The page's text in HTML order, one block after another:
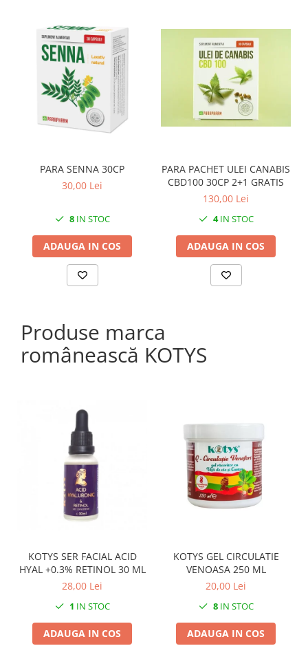
PARA SENNA 30CP
30,00 Lei
8IN STOC
ADAUGA IN COS
PARA PACHET ULEI CANABIS
CBD100 30CP 2+1 GRATIS
130,00 Lei
4IN STOC
ADAUGA IN COS
Produse marca
românească KOTYS
KOTYS SER FACIAL ACID
HYAL +0.3% RETINOL 30 ML
28,00 Lei
1 IN STOC
ADAUGA IN COS
KOTYS GEL CIRCULATIE
VENOASA 250 ML
20,00 Lei
8IN STOC
ADAUGA IN COS